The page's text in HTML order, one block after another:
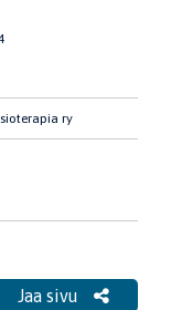
ry
Jaa sivu